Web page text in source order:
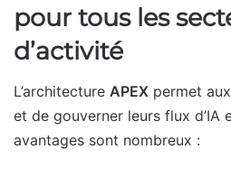
pour tous les
d’activité
L’architecture APEX permet
et de gouverner leurs flux d’IA
avantages sont nombreux :